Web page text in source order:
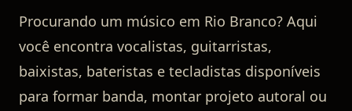
Procurando um músico em Rio Branco? Aqui
você encontra vocalistas, guitarristas,
baixistas, bateristas e tecladistas disponíveis
para formar banda, montar projeto autoral ou